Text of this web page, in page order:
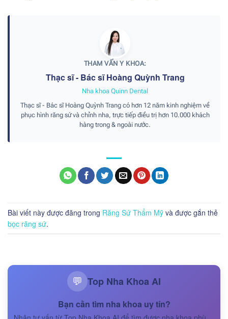
THAM VẤN Y KHOA:
Thạc sĩ - Bác sĩ Hoàng Quỳnh Trang
Nha khoa Quinn Dental
Thạc sĩ - Bác sĩ Hoàng Quỳnh Trang có hơn 12 năm kinh nghiệm về
phục hình răng sứ và chỉnh nha, trực tiếp điều trị hơn 10.000 khách
hàng trong & ngoài nước.
Bài viết này được đăng trong Răng Sứ Thẩm Mỹ và được gắn thẻ
bọc răng sứ.
💬 Top Nha Khoa AI
Bạn cần tìm nha khoa uy tín?